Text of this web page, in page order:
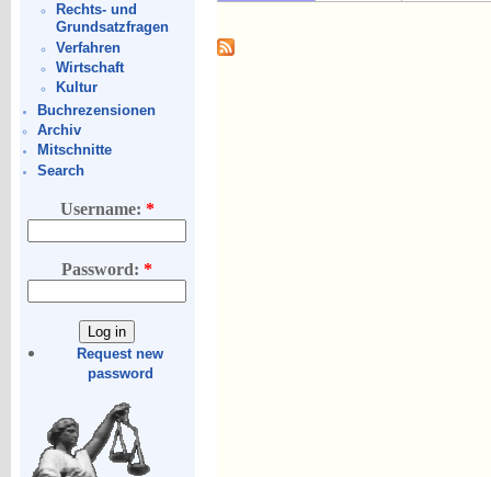
Rechts- und
Grundsatzfragen
Verfahren
Wirtschaft
Kultur
Buchrezensionen
Archiv
Mitschnitte
Search
Username: *
Password:*
Request new
password